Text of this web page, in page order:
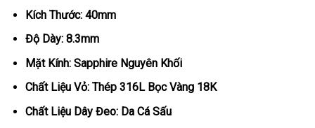
Kích Thước: 40mm
Độ Dày: 8.3mm
Mặt Kính: Sapphire Nguyên Khối
Chất Liệu Vỏ: Thép 316L Bọc Vàng 18K
Chất Liệu Dây Đeo: Da Cá Sấu